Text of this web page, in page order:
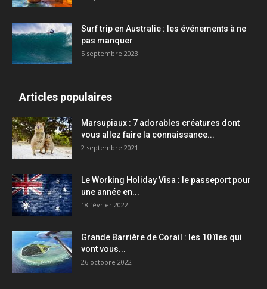
Surf trip en Australie : les événements à ne
pas manquer
5 septembre 2023
Articles populaires
Marsupiaux : 7 adorables créatures dont
vous allez faire la connaissance...
2 septembre 2021
Le Working Holiday Visa : le passeport pour
une année en...
18 février 2022
Grande Barrière de Corail : les 10 îles qui
vont vous...
26 octobre 2022